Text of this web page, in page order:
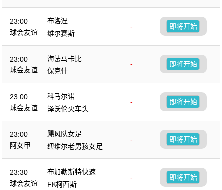
23:00
球会友谊
布洛涅
-
维尔赛斯
即将开始
23:00
球会友谊
海法马卡比
-
保克什
即将开始
23:00
球会友谊
科马尔诺
-
泽沃伦火车头
即将开始
23:00
阿女甲
飓风队女足
-
纽维尔老男孩女足
即将开始
23:30
球会友谊
布加勒斯特快速
-
FK柯西斯
即将开始